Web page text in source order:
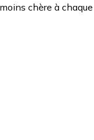
chère à